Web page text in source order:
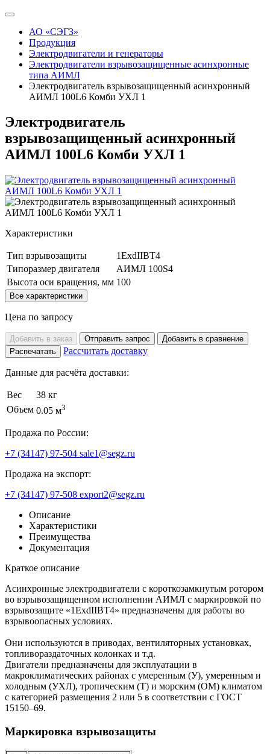
АО «СЭГЗ»
Продукция
Электродвигатели и генераторы
Электродвигатели взрывозащищенные асинхронные
типа АИМЛ
Электродвигатель взрывозащищенный асинхронный
АИМЛ 100L6 Комби УХЛ 1
Электродвигатель
взрывозащищенный асинхронный
АИМЛ 100L6 Комби УХЛ 1
Характеристики
Тип взрывозащиты
1ExdIIBT4
Типоразмер двигателя
АИМЛ 100S4
Высота оси вращения, мм 100
Все характеристики
Цена по запросу
Добавить в заказ Отправить запрос
Добавить в сравнение
Распечатать
Рассчитать доставку
Данные для расчёта доставки:
Вес
38 кг
Объем 0.05 м3
Продажа по России:
+7 (34147) 97-504 sale1@segz.ru
Продажа на экспорт:
+7 (34147) 97-508 export2@segz.ru
Описание
Характеристики
Преимущества
Документация
Краткое описание
Асинхронные электродвигатели с короткозамкнутым ротором
во взрывозащищенном исполнении АИМЛ с маркировкой по
взрывозащите «1ExdIIBT4» предназначены для работы во
взрывоопасных условиях.
Они используются в приводах, вентиляторных установках,
топливораздаточных колонках и т.д.
Двигатели предназначены для эксплуатации в
макроклиматических районах с умеренным (У), умеренным и
холодным (УХЛ), тропическим (Т) и морским (ОМ) климатом
с категорией размещения 2 или 5 в соответствии с ГОСТ
15150–69.
Маркировка взрывозащиты